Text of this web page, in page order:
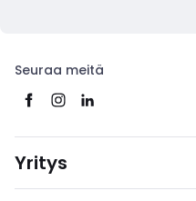
Seuraa meitä
Yritys